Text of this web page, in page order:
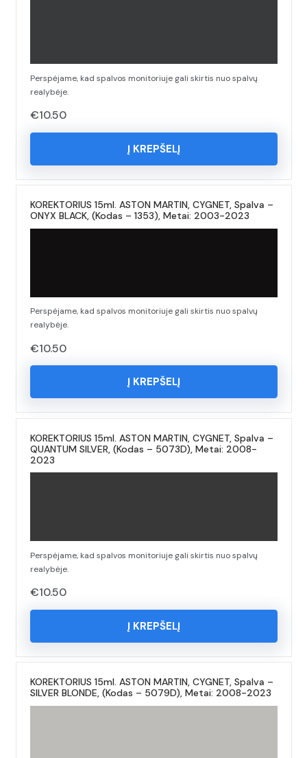
Perspėjame, kad spalvos monitoriuje gali skirtis nuo spalvų
realybėje.
€10.50
Į KREPŠELĮ
KOREKTORIUS 15ml. ASTON MARTIN, CYGNET, Spalva –
ONYX BLACK, (Kodas – 1353), Metai: 2003-2023
Perspėjame, kad spalvos monitoriuje gali skirtis nuo spalvų
realybėje.
€10.50
Į KREPŠELĮ
KOREKTORIUS 15ml. ASTON MARTIN, CYGNET, Spalva –
QUANTUM SILVER, (Kodas – 5073D), Metai: 2008-
2023
Perspėjame, kad spalvos monitoriuje gali skirtis nuo spalvų
realybėje.
€10.50
Į KREPŠELĮ
KOREKTORIUS 15ml. ASTON MARTIN, CYGNET, Spalva –
SILVER BLONDE, (Kodas – 5079D), Metai: 2008-2023